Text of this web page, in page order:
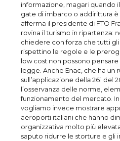
informazione, magari quando
gate di imbarco o addirittura è
afferma il presidente di FTO
rovina il turismo in ripartenza:
chiedere con forza che tutti
rispettino le regole e le
low cost non possono
legge. Anche Enac, che ha un
sull’applicazione della 261 del
l’osservanza delle norme,
funzionamento del mercato.
vogliamo invece mostrare
aeroporti italiani che hanno
organizzativa molto più
saputo ridurre le storture e gli